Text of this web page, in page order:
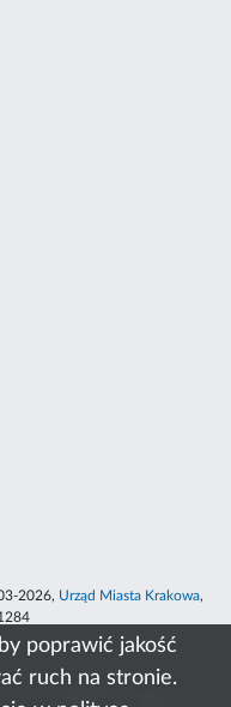
poprawić jakość
ruch na stronie.
2026, Urząd Miasta Krakowa,